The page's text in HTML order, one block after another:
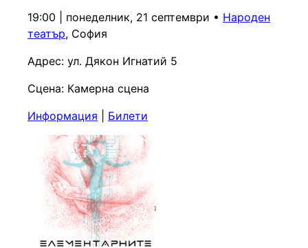
19:00 | понеделник, 21 септември • Народен
театър, София
Адрес: ул. Дякон Игнатий 5
Сцена: Камерна сцена
Информация
Билети